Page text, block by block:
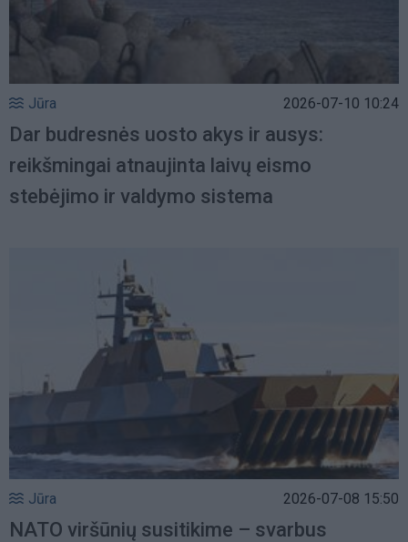
Jūra 2026-07-10 10:24
Dar budresnės uosto akys ir ausys:
reikšmingai atnaujinta laivų eismo
stebėjimo ir valdymo sistema
Jūra 2026-07-08 15:50
NATO viršūnių susitikime – svarbus